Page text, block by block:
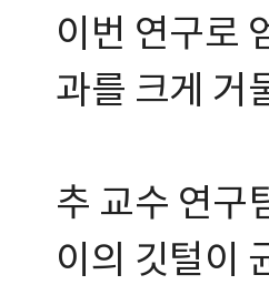
이번 연구로
과를 크게 거
추 교수 연구
이의 깃털이